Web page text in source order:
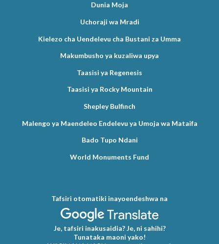
Dunia Moja
Uchoraji wa Mradi
Kielezo cha Uendelevu cha Bustani za Umma
Makumbusho ya kuzaliwa upya
Taasisi ya Regenesis
Taasisi ya Rocky Mountain
Shepley Bulfinch
Malengo ya Maendeleo Endelevu ya Umoja wa Mataifa
Bado Tupo Ndani
World Monuments Fund
Tafsiri otomatiki inayoendeshwa na
Je, tafsiri inakusaidia? Je, ni sahihi?
Tunataka maoni yako!